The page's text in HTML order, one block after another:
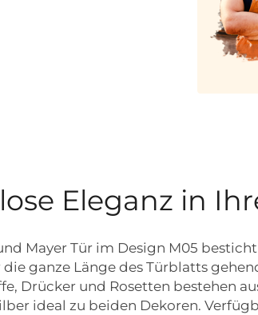
Eleganz in
Mayer Tür im Design M05
ganze Länge des Türblatts
Drücker und Rosetten bestehen
ideal zu beiden Dekoren.